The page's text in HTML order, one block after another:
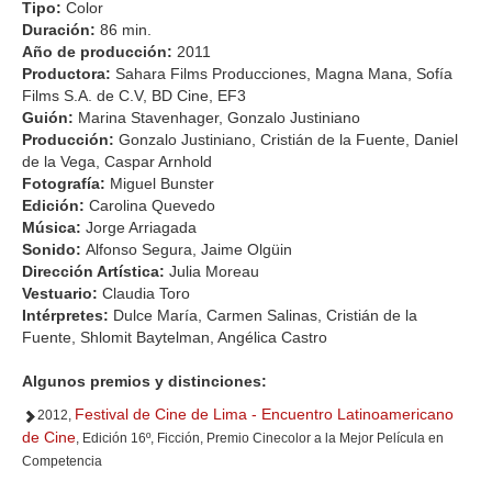
Tipo: Color
Duración: 86 min.
Año de producción: 2011
Productora: Sahara Films Producciones, Magna Mana, Sofía
Films S.A. de C.V, BD Cine, EF3
Guión: Marina Stavenhager, Gonzalo Justiniano
Producción: Gonzalo Justiniano, Cristián de la Fuente, Daniel
de la Vega, Caspar Arnhold
Fotografía: Miguel Bunster
Edición: Carolina Quevedo
Música: Jorge Arriagada
Sonido: Alfonso Segura, Jaime Olgüin
Dirección Artística: Julia Moreau
Vestuario: Claudia Toro
Intérpretes: Dulce María, Carmen Salinas, Cristián de la
Fuente, Shlomit Baytelman, Angélica Castro
Algunos premios y distinciones:
2012, Festival de Cine de Lima - Encuentro Latinoamericano
de Cine, Edición 16º, Ficción, Premio Cinecolor a la Mejor Película en
Competencia